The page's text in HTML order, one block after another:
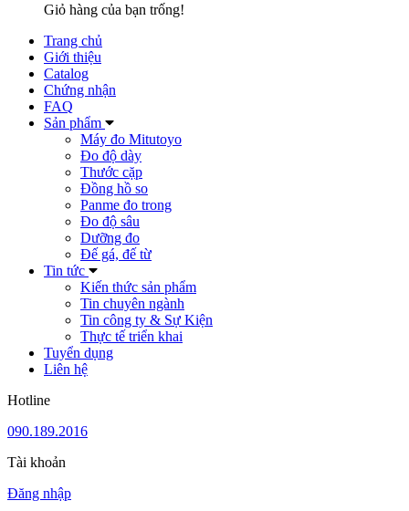
Giỏ hàng của bạn trống!
Trang chủ
Giới thiệu
Catalog
Chứng nhận
FAQ
Sản phẩm
Máy đo Mitutoyo
Đo độ dày
Thước cặp
Đồng hồ so
Panme đo trong
Đo độ sâu
Dưỡng đo
Đế gá, đế từ
Tin tức
Kiến thức sản phẩm
Tin chuyên ngành
Tin công ty & Sự Kiện
Thực tế triển khai
Tuyển dụng
Liên hệ
Hotline
090.189.2016
Tài khoản
Đăng nhập